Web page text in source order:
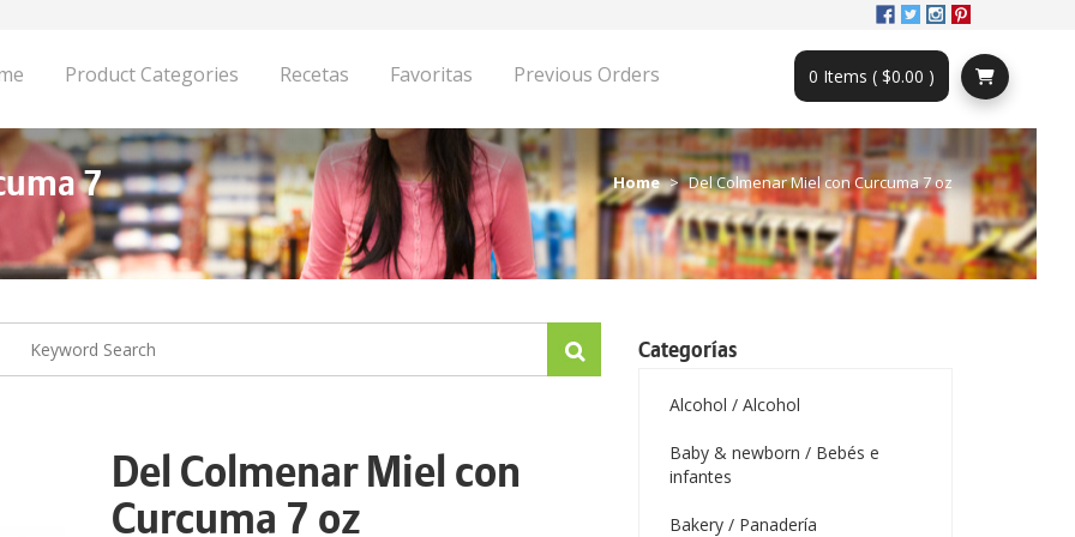
Product Categories Recetas Favoritas Previous Orders 0 Items ( $0.00 )
7
Home Del Colmenar Miel con Curcuma 7 oz
Del Colmenar Miel con
Curcuma 7 oz
Categorías
Alcohol / Alcohol
Baby & newborn / Bebés e
infantes
Bakery / Panadería